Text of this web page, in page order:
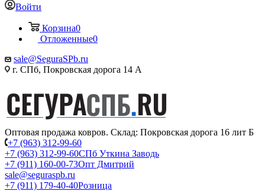
Войти
Корзина0
Отложенные0
sale@SeguraSPb.ru
г. СПб, Покровская дорога 14 А
Оптовая продажа ковров. Склад: Покровская дорога 16 лит Б
+7 (963) 312-99-60
+7 (963) 312-99-60СПб Уткина Заводь
+7 (911) 160-00-73Опт Дмитрий
sale@seguraspb.ru
+7 (911) 179-40-40Розница